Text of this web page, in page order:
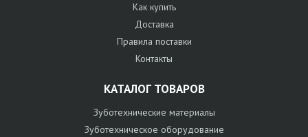
Как купить
Доставка
Правила поставки
Контакты
КАТАЛОГ ТОВАРОВ
Зуботехнические материалы
Зуботехническое оборудование